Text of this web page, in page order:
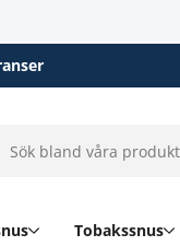
Tobakssnus